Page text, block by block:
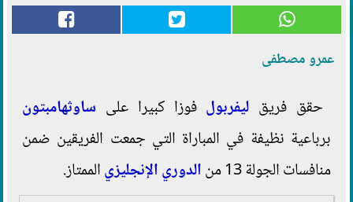
عمرو مصطفى
حقق فريق ليفربول فوزا كبيرا على ساوثهامبتون
برباعية نظيفة في المباراة التي جمعت الفريقين ضمن
منافسات الجولة 13 من
الدوري الإنجليزيالممتاز.